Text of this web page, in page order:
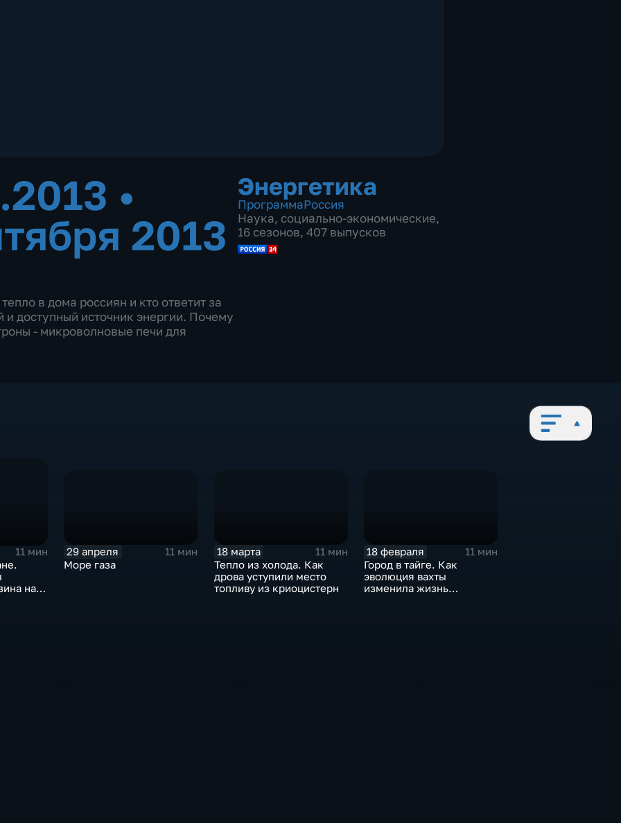
•
2013
в дома россиян и кто ответит за
доступный источник энергии. Почему
- микроволновые печи для
Энергетика
ПрограммаРоссия
Наука, социально-экономические,
16 сезонов, 407 выпусков
11 мин
на
29 апреля
11 мин
Море газа
18 марта
11 мин
Тепло из холода. Как
дрова уступили место
топливу из криоцистерн
18 февраля
11 мин
Город в тайге. Как
эволюция вахты
изменила жизнь